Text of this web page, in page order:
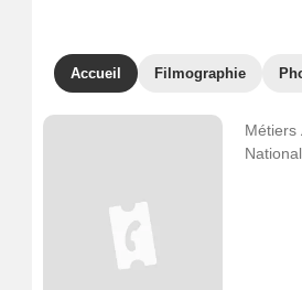
Accueil Filmographie
Métiers